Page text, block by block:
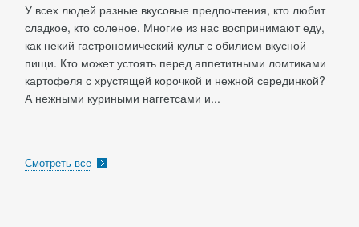
У всех людей разные вкусовые предпочтения, кто любит
сладкое, кто соленое. Многие из нас воспринимают еду,
как некий гастрономический культ с обилием вкусной
пищи. Кто может устоять перед аппетитными ломтиками
картофеля с хрустящей корочкой и нежной серединкой?
А нежными куриными наггетсами и...
Смотреть все